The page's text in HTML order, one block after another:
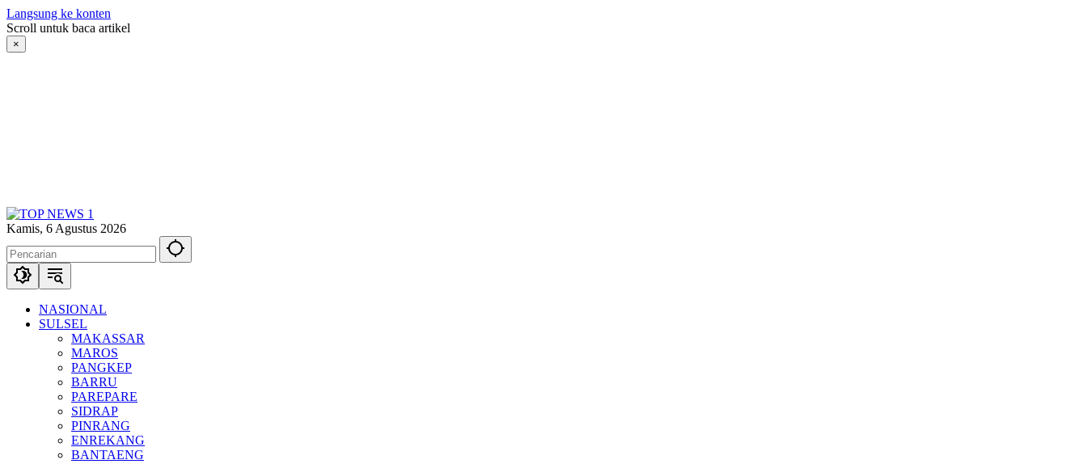
Langsung ke konten
Scroll untuk baca artikel
×
Kamis, 6 Agustus 2026
NASIONAL
SULSEL
MAKASSAR
MAROS
PANGKEP
BARRU
PAREPARE
SIDRAP
PINRANG
ENREKANG
BANTAENG